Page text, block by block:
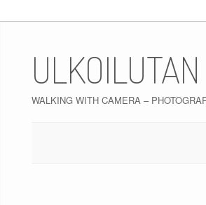
content
WALKING WITH CAMERA –